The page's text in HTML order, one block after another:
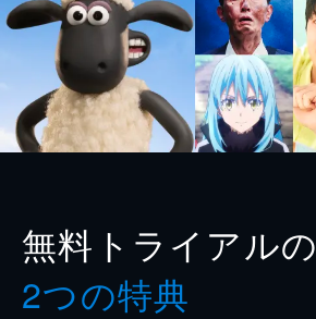
無料トライアルの
2つの特典